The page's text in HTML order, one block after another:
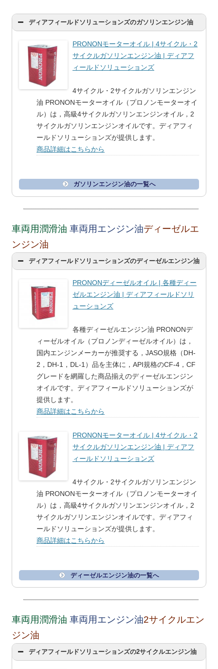
ディアフィールドソリューションズのガソリンエンジン油
PRONONモーターオイル | 4サイクル・2
サイクルガソリンエンジン油 | ディアフ
ィールドソリューションズ
4サイクル・2サイクルガソリンエンジン
油 PRONONモーターオイル（プロノンモーターオイ
ル）は，高級4サイクルガソリンエンジンオイル，2
サイクルガソリンエンジンオイルです。ディアフィ
ールドソリューションズが提供します。
商品詳細はこちらから
ガソリンエンジン油の一覧へ
車両用潤滑油 車両用エンジン油ディーゼルエ
ンジン油
ディアフィールドソリューションズのディーゼルエンジン油
PRONONディーゼルオイル | 各種ディー
ゼルエンジン油 | ディアフィールドソリ
ューションズ
各種ディーゼルエンジン油 PRONONデ
ィーゼルオイル（プロノンディーゼルオイル）は，
国内エンジンメーカーが推奨する，JASO規格（DH-
2，DH-1，DL-1）品を主体に，API規格のCF-4，CF
グレードを網羅した商品揃えのディーゼルエンジン
オイルです。ディアフィールドソリューションズが
提供します。
商品詳細はこちらから
PRONONモーターオイル | 4サイクル・2
サイクルガソリンエンジン油 | ディアフ
ィールドソリューションズ
4サイクル・2サイクルガソリンエンジン
油 PRONONモーターオイル（プロノンモーターオイ
ル）は，高級4サイクルガソリンエンジンオイル，2
サイクルガソリンエンジンオイルです。ディアフィ
ールドソリューションズが提供します。
商品詳細はこちらから
ディーゼルエンジン油の一覧へ
車両用潤滑油 車両用エンジン油2サイクルエン
ジン油
ディアフィールドソリューションズの2サイクルエンジン油